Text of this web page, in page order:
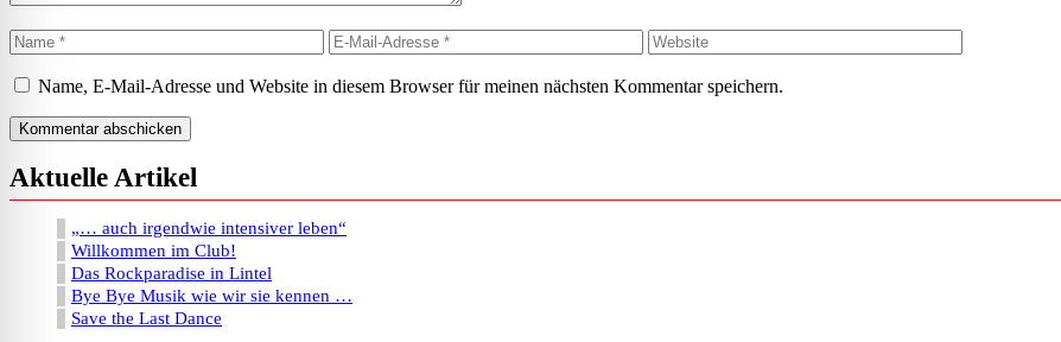
Name
E-
Mail-
Adresse
Website
Name, E-Mail-Adresse und Website in diesem Browser für meinen nächsten Kommentar speichern.
Aktuelle Artikel
„… auch irgendwie intensiver leben“
Willkommen im Club!
Das Rockparadise in Lintel
Bye Bye Musik wie wir sie kennen …
Save the Last Dance